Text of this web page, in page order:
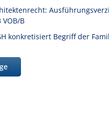
VOB/B
konkretisiert Begriff der